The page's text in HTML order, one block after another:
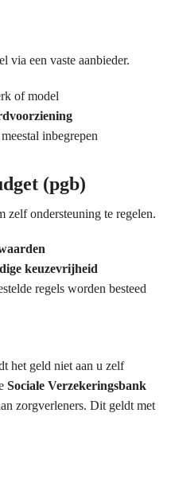
via een vaste aanbieder.
of model
inbegrepen
(pgb)
zelf ondersteuning te regelen.
keuzevrijheid
regels worden besteed
het geld niet aan u zelf
Sociale Verzekeringsbank
zorgverleners. Dit geldt met